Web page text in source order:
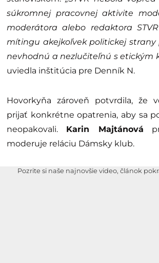
súkromnej pracovnej aktivite
moderátora alebo redaktora
mítingu akejkoľvek politickej strany
nevhodnú a nezlučiteľnú s etickým
uviedla inštitúcia pre Denník N.
Hovorkyňa zároveň potvrdila, že
prijať konkrétne opatrenia, aby sa
neopakovali. Karin Majtánová
moderuje reláciu Dámsky klub.
Pozrite si naše najnovšie video, článok